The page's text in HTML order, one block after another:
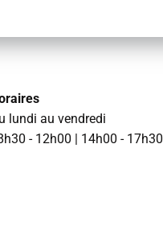
lundi au vendredi
- 12h00 | 14h00 - 17h30